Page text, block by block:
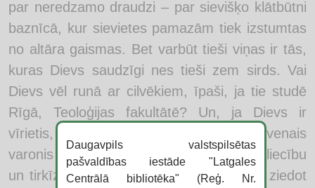
par neredzamo draudzi – par sievišķo klātbūtni
baznīcā, kur sievietes pamazām tiek izstumtas
no altāra gaismas. Bet varbūt tieši viņas ir tās,
kuras Dievs saudzīgi nes tieši zem sirds. Vai
Dievs vēl runā ar cilvēkiem, īpaši, ja tie studē
Rīgā, Teoloģijas fakultātē? Un, ja Dievs ir
vīrietis, vai tad vīrietis ir Dievs? Galvenais
varonis Toms ir mācītājs ar stingru pārliecību
un tirkīza rožukroni, Dievam viņš gatavs ziedot
Daugavpils valstspilsētas
pašvaldības iestāde "Latgales
Centrālā bibliotēka" (Reģ. Nr.